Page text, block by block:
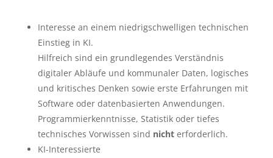
Interesse an einem niedrigschwelligen technischen
Einstieg in KI.
Hilfreich sind ein grundlegendes Verständnis
digitaler Abläufe und kommunaler Daten, logisches
und kritisches Denken sowie erste Erfahrungen mit
Software oder datenbasierten Anwendungen.
Programmierkenntnisse, Statistik oder tiefes
technisches Vorwissen sind nichterforderlich.
KI-Interessierte